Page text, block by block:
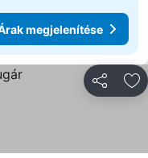
megjelenítése